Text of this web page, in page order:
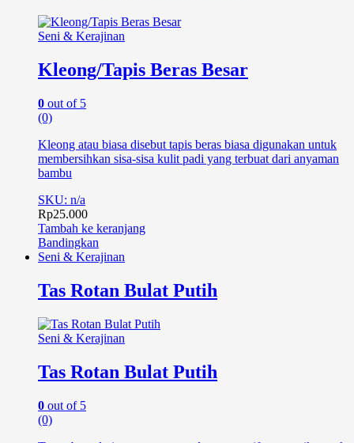
Seni & Kerajinan
Kleong/Tapis Beras Besar
0 out of 5
(0)
Kleong atau biasa disebut tapis beras biasa digunakan untuk
membersihkan sisa-sisa kulit padi yang terbuat dari anyaman
bambu
SKU: n/a
Rp25.000
Tambah ke keranjang
Bandingkan
Seni & Kerajinan
Tas Rotan Bulat Putih
Seni & Kerajinan
Tas Rotan Bulat Putih
0 out of 5
(0)